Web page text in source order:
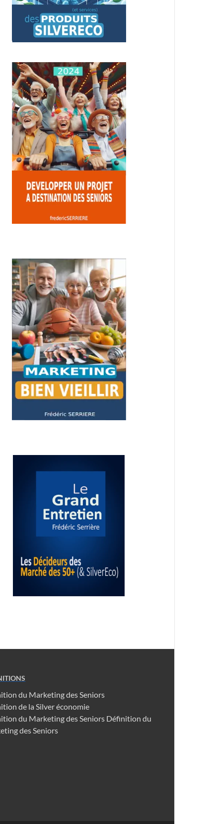
du Marketing des Seniors
de la Silver économie
du Marketing des Seniors Définition du
des Seniors